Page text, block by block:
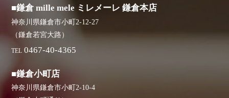
■鎌倉 mille mele ミレメーレ 鎌倉本店
神奈川県鎌倉市小町2-12-27
（鎌倉若宮大路）
TEL 0467-40-4365
■鎌倉小町店
神奈川県鎌倉市小町2-10-4